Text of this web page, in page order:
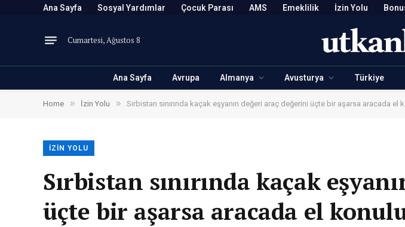
Ana Sayfa Sosyal Yardımlar Çocuk Parası AMS Emeklilik İzin Yolu
Cumartesi, Ağustos 8
Ana Sayfa Avrupa Almanya Avusturya Türkiye
Home » İzin Yolu » Sırbistan sınırında kaçak eşyanın değeri araç değerini üçte bir aşarsa aracada el
İZIN YOLU
Sırbistan sınırında kaçak
üçte bir aşarsa aracada el